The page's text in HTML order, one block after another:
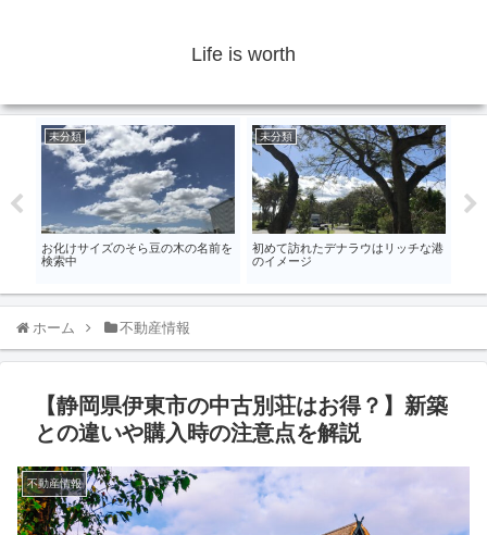
Life is worth
未分類
お化けサイズのそら豆の木の名前を
検索中
未分類
初めて訪れたデナラウはリッチな港
のイメージ
ホーム 不動産情報
【静岡県伊東市の中古別荘はお得？】新築
との違いや購入時の注意点を解説
不動産情報